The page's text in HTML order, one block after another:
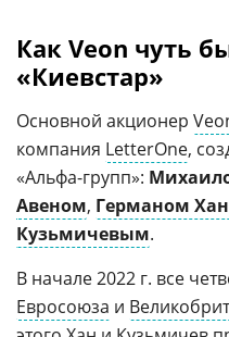
Как Veon чуть
«Киевстар»
Основной акционер
компания LetterOne,
«Альфа-групп»:
Авеном, Германом
Кузьмичевым.
В начале 2022 г. все
Евросоюза и